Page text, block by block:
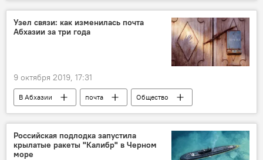
Узел связи: как изменилась почта
Абхазии за три года
9 октября 2019, 17:31
В Абхазии почта Общество
Российская подлодка запустила
крылатые ракеты "Калибр" в Черном
море